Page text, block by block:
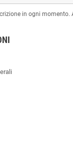
in ogni momento.